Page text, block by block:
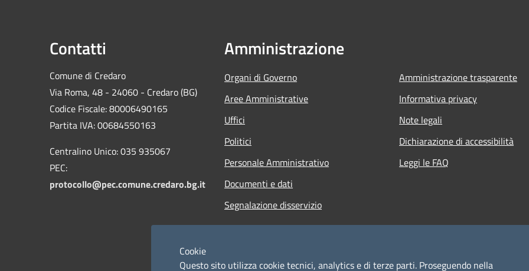
Contatti
Comune di Credaro
Via Roma, 48 - 24060 - Credaro (BG)
Codice Fiscale: 80006490165
Partita IVA: 00684550163
Centralino Unico: 035 935067
PEC:
protocollo@pec.comune.credaro.bg.it
Amministrazione
Organi di Governo
Aree Amministrative
Uffici
Politici
Personale Amministrativo
Documenti e dati
Segnalazione disservizio
Amministrazione trasparente
Informativa privacy
Note legali
Dichiarazione di accessibilità
Leggi le FAQ
Cookie
Questo sito utilizza cookie tecnici, analytics e di terze parti. Proseguendo nella